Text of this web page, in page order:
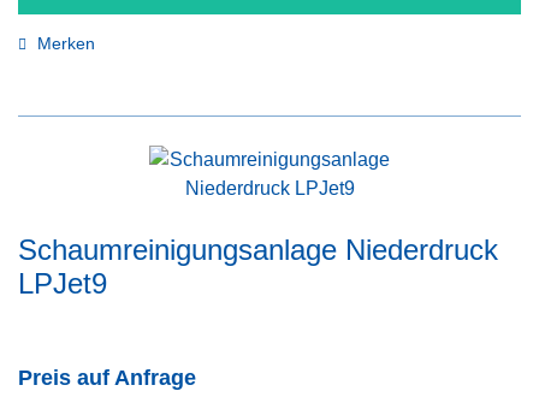
Merken
Schaumreinigungsanlage Niederdruck
LPJet9
Preis auf Anfrage